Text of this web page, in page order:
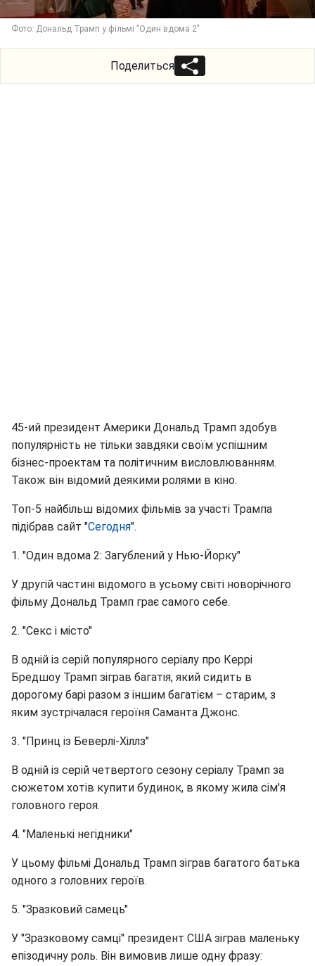
Фото: Дональд Трамп у фільмі "Один вдома 2"
Поделиться
45-ий президент Америки Дональд Трамп здобув
популярність не тільки завдяки своїм успішним
бізнес-проектам та політичним висловлюванням.
Також він відомий деякими ролями в кіно.
Топ-5 найбільш відомих фільмів за участі Трампа
підібрав сайт "Сегодня".
1. "Один вдома 2: Загублений у Нью-Йорку"
У другій частині відомого в усьому світі новорічного
фільму Дональд Трамп грає самого себе.
2. "Секс і місто"
В одній із серій популярного серіалу про Керрі
Бредшоу Трамп зіграв багатія, який сидить в
дорогому барі разом з іншим багатієм – старим, з
яким зустрічалася героїня Саманта Джонс.
3. "Принц із Беверлі-Хіллз"
В одній із серій четвертого сезону серіалу Трамп за
сюжетом хотів купити будинок, в якому жила сім'я
головного героя.
4. "Маленькі негідники"
У цьому фільмі Дональд Трамп зіграв багатого батька
одного з головних героїв.
5. "Зразковий самець"
У "Зразковому самці" президент США зіграв маленьку
епізодичну роль. Він вимовив лише одну фразу: